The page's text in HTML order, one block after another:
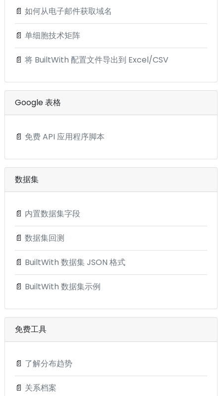
📄 如何从电子邮件获取域名
📄 单细胞技术矩阵
📄 将 BuiltWith 配置文件导出到 Excel/CSV
Google 表格
📄 免费 API 应用程序脚本
数据集
📄 内置数据集字段
📄 数据集回测
📄 BuiltWith 数据集 JSON 格式
📄 BuiltWith 数据集示例
免费工具
📄 了解分布趋势
📄 关系档案